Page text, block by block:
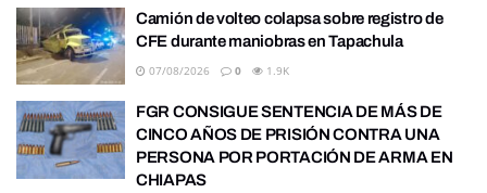
Camión de volteo colapsa sobre registro de
CFE durante maniobras en Tapachula
07/08/2026 0 1.9K
FGR CONSIGUE SENTENCIA DE MÁS DE
CINCO AÑOS DE PRISIÓN CONTRA UNA
PERSONA POR PORTACIÓN DE ARMA EN
CHIAPAS